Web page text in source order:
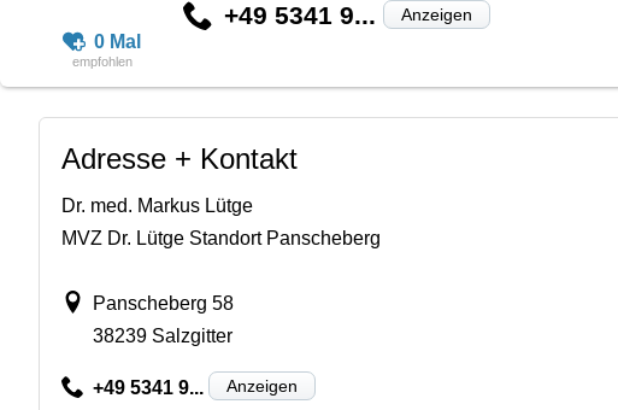
0 Mal
+49 5341 9... Anzeigen
Adresse + Kontakt
Dr. med. Markus Lütge
MVZ Dr. Lütge Standort Panscheberg
Panscheberg 58
38239 Salzgitter
+49 5341 9... Anzeigen